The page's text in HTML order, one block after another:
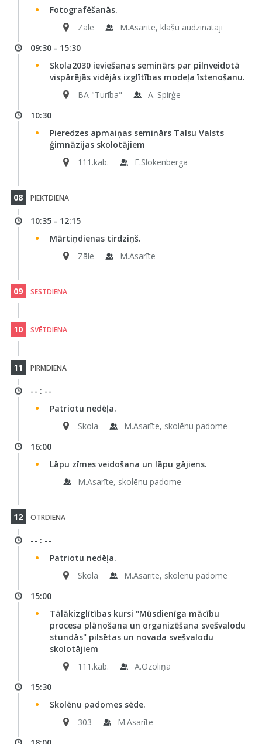
Fotografēšanās.
Zāle
M.Asarīte, klašu audzinātāji
09:30 - 15:30
Skola2030 ieviešanas seminārs par pilnveidotā
vispārējās vidējās izglītības modeļa īstenošanu.
BA "Turība"
A. Spirģe
10:30
Pieredzes apmaiņas seminārs Talsu Valsts
ģimnāzijas skolotājiem
111.kab.
E.Slokenberga
08 PIEKTDIENA
10:35 - 12:15
Mārtiņdienas tirdziņš.
Zāle
M.Asarīte
09 SESTDIENA
10 SVĒTDIENA
11 PIRMDIENA
-- : --
Patriotu nedēļa.
Skola
M.Asarīte, skolēnu padome
16:00
Lāpu zīmes veidošana un lāpu gājiens.
M.Asarīte, skolēnu padome
12 OTRDIENA
-- : --
Patriotu nedēļa.
Skola
M.Asarīte, skolēnu padome
15:00
Tālākizglītības kursi "Mūsdienīga mācību
procesa plānošana un organizēšana svešvalodu
stundās" pilsētas un novada svešvalodu
skolotājiem
111.kab.
A.Ozoliņa
15:30
Skolēnu padomes sēde.
303
M.Asarīte